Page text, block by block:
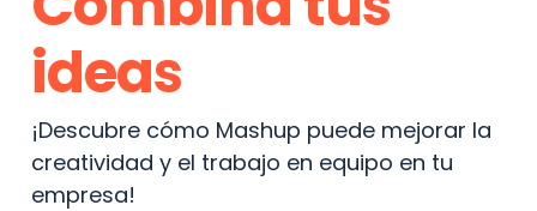
ideas
¡Descubre cómo Mashup puede mejorar la
creatividad y el trabajo en equipo en tu
empresa!